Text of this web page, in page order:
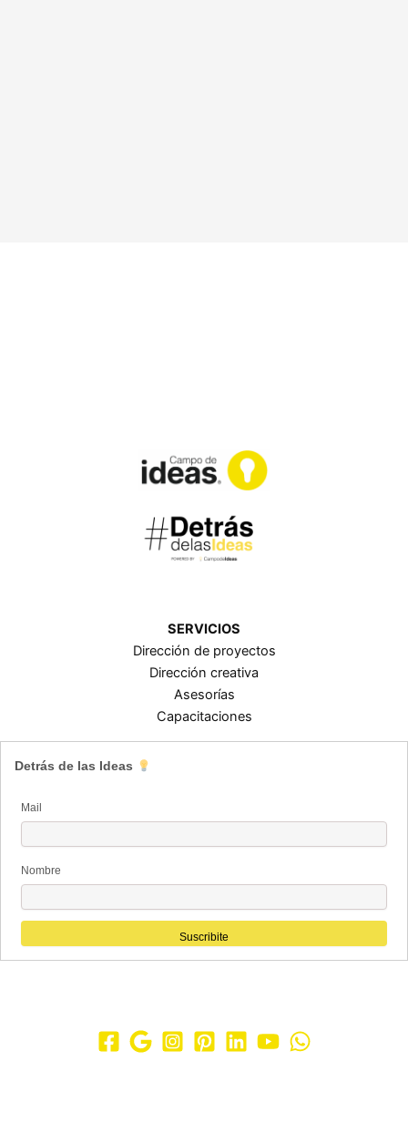
SERVICIOS
Dirección de proyectos
Dirección creativa
Asesorías
Capacitaciones
Detrás de las Ideas
Mail
Nombre